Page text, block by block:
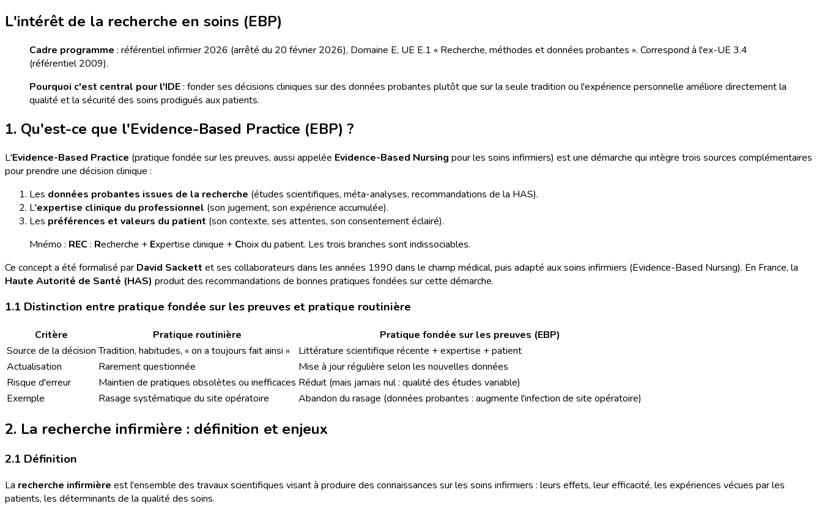
L'intérêt de la recherche en soins (EBP)
Cadre programme : référentiel infirmier 2026 (arrêté du 20 février 2026), Domaine E, UE E.1 « Recherche, méthodes et données probantes ». Correspond à l'ex-UE 3.4
(référentiel 2009).
Pourquoi c'est central pour l'IDE: fonder ses décisions cliniques sur des données probantes plutôt que sur la seule tradition ou l'expérience personnelle améliore directement la
qualité et la sécurité des soins prodigués aux patients.
1. Qu'est-ce que l'Evidence-Based Practice (EBP) ?
L'Evidence-Based Practice (pratique fondée sur les preuves, aussi appelée Evidence-Based Nursing pour les soins infirmiers) est une démarche qui intègre trois sources complémentaires
pour prendre une décision clinique :
Les données probantes issues de la recherche (études scientifiques, méta-analyses, recommandations de la HAS).
L'expertise clinique du professionnel (son jugement, son expérience accumulée).
Les préférences et valeurs du patient (son contexte, ses attentes, son consentement éclairé).
Mnémo : REC: Recherche + Expertise clinique + Choix du patient. Les trois branches sont indissociables.
Ce concept a été formalisé par David Sackett et ses collaborateurs dans les années 1990 dans le champ médical, puis adapté aux soins infirmiers (Evidence-Based Nursing). En France, la
Haute Autorité de Santé (HAS) produit des recommandations de bonnes pratiques fondées sur cette démarche.
1.1 Distinction entre pratique fondée sur les preuves et pratique routinière
Critère Pratique routinière
Pratique fondée sur les preuves (EBP)
Source de la décision Tradition, habitudes, « on a toujours fait ainsi »
Littérature scientifique récente + expertise + patient
Actualisation
Rarement questionnée
Mise à jour régulière selon les nouvelles données
Risque d'erreur
Maintien de pratiques obsolètes ou inefficaces Réduit (mais jamais nul : qualité des études variable)
Exemple
Rasage systématique du site opératoire Abandon du rasage (données probantes : augmente l'infection de site opératoire)
2. La recherche infirmière : définition et enjeux
2.1 Définition
La recherche infirmière est l'ensemble des travaux scientifiques visant à produire des connaissances sur les soins infirmiers : leurs effets, leur efficacité, les expériences vécues par les
patients, les déterminants de la qualité des soins.